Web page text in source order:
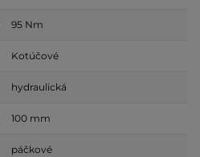
95 Nm
Kotúčové
hydraulická
100 mm
páčkové